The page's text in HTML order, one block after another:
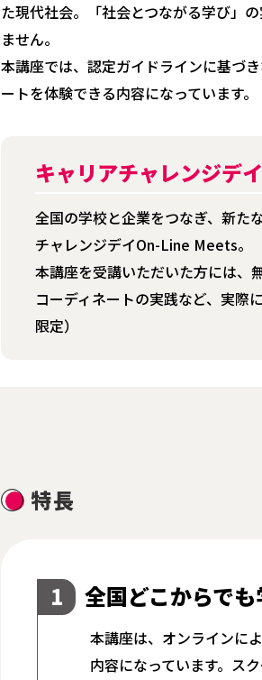
た現代社会。「社会とつながる学び」
ません。
本講座では、認定ガイドラインに基づ
ートを体験できる内容になっています。
キャリアチャレンジデ
全国の学校と企業をつなぎ、新た
チャレンジデイOn-Line Meets。
本講座を受講いただいた方には、
コーディネートの実践など、実際
限定）
特長
1 全国どこからでも
本講座は、オンラインに
内容になっています。ス